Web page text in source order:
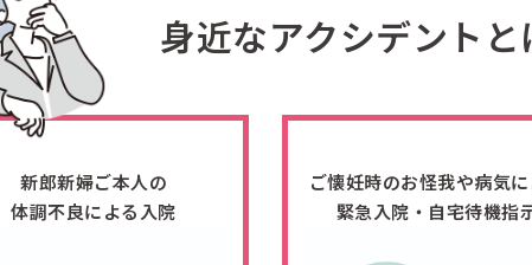
身近なアクシデントと
新郎新婦ご本人の
体調不良による入院
ご懐妊時のお怪我や病気に
緊急入院・自宅待機指